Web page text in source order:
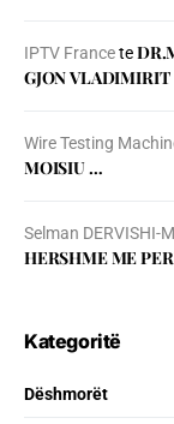
IPTV Francete
GJON VLADIMIRIT
Wire Testing
MOISIU …
Selman DERVISHI-
HERSHME ME
Kategoritë
Dëshmorët